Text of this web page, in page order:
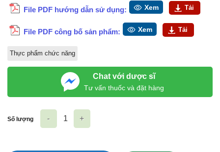
File PDF hướng dẫn sử dụng: Xem Tải
File PDF công bố sản phẩm: Xem Tải
Thực phẩm chức năng
Chat với dược sĩ
Tư vấn thuốc và đặt hàng
Số lượng